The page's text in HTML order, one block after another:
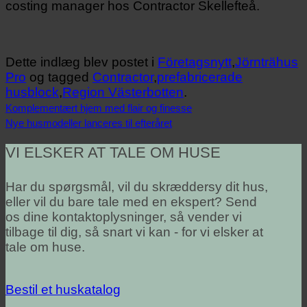
costing manager hos Contractor Skellefteå.
Dette indlæg blev postet i Företagsnytt,Jörnträhus
Pro og tagged Contractor,prefabricerade
husblock,Region Västerbotten.
Komplementært hjem med flair og finesse
Nye husmodeller lanceres til efteråret
VI ELSKER AT TALE OM HUSE
Har du spørgsmål, vil du skræddersy dit hus,
eller vil du bare tale med en ekspert? Send
os dine kontaktoplysninger, så vender vi
tilbage til dig, så snart vi kan - for vi elsker at
tale om huse.
Bestil et huskatalog